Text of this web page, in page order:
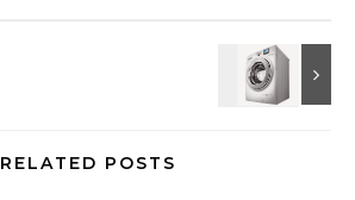
RELATED POSTS